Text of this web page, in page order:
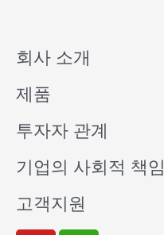
회사 소개
제품
투자자 관계
기업의 사회적 책임
고객지원